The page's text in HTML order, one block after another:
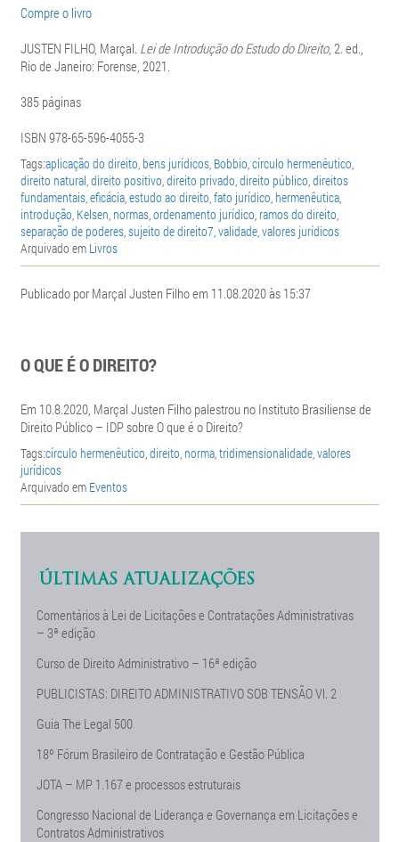
Compre o livro
JUSTEN FILHO, Marçal. Lei de Introdução do Estudo do Direito, 2. ed.,
Rio de Janeiro: Forense, 2021.
385 páginas
ISBN 978-65-596-4055-3
Tags:aplicação do direito, bens jurídicos, Bobbio,círculo hermenêutico,
direito natural,direito positivo,direito privado,direito público,direitos
fundamentais,eficácia,estudo ao direito,fato jurídico, hermenêutica,
introdução, Kelsen, normas,ordenamento jurídico, ramos do direito,
separação de poderes,sujeito de direito7,validade,valores jurídicos
Arquivado em Livros
Publicado por Marçal Justen Filho em 11.08.2020 às 15:37
O QUE É O DIREITO?
Em 10.8.2020, Marçal Justen Filho palestrou no Instituto Brasiliense de
Direito Público – IDP sobre O que é o Direito?
Tags:círculo hermenêutico,direito, norma,tridimensionalidade,valores
jurídicos
Arquivado em Eventos
ÚLTIMAS ATUALIZAÇÕES
Comentários à Lei de Licitações e Contratações Administrativas
– 3ª edição
Curso de Direito Administrativo – 16ª edição
PUBLICISTAS: DIREITO ADMINISTRATIVO SOB TENSÃO Vl. 2
Guia The Legal 500
18º Fórum Brasileiro de Contratação e Gestão Pública
JOTA – MP 1.167 e processos estruturais
Congresso Nacional de Liderança e Governança em Licitações e
Contratos Administrativos